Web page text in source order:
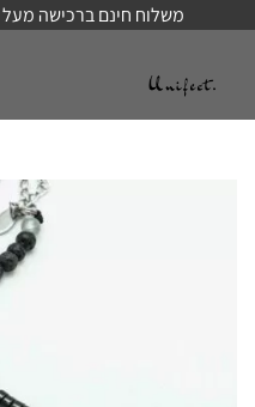
content
משלוח חינם ברכישה מעל ₪249 | מינימום הזמנה ₪100